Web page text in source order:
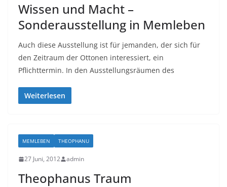
Wissen und Macht –
Sonderausstellung in Memleben
Auch diese Ausstellung ist für jemanden, der sich für
den Zeitraum der Ottonen interessiert, ein
Pflichttermin. In den Ausstellungsräumen des
Weiterlesen
MEMLEBEN THEOPHANU
27 Juni, 2012 admin
Theophanus Traum